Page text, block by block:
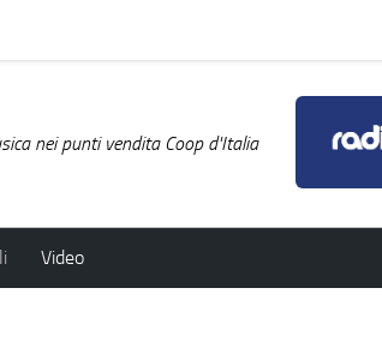
nei punti vendita Coop d'Italia
Video